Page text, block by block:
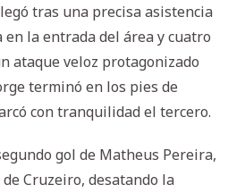
tras una precisa asistencia
la entrada del área y cuatro
ataque veloz protagonizado
terminó en los pies de
con tranquilidad el tercero.
gol de Matheus Pereira,
Cruzeiro, desatando la